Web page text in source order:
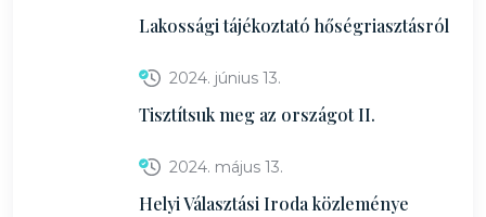
Lakossági tájékoztató hőségriasztásról
2024. június 13.
Tisztítsuk meg az országot II.
2024. május 13.
Helyi Választási Iroda közleménye